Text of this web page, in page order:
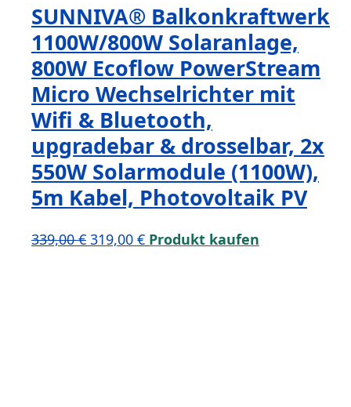
SUNNIVA® Balkonkraftwerk
1100W/800W Solaranlage,
800W Ecoflow PowerStream
Micro Wechselrichter mit
Wifi & Bluetooth,
upgradebar & drosselbar, 2x
550W Solarmodule (1100W),
5m Kabel, Photovoltaik PV
339,00€ Ursprünglicher
319,00 €Aktueller
Produkt kaufen